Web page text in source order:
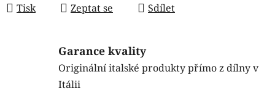
Tisk Zeptat se Sdílet
Garance kvality
Originální italské produkty přímo z dílny v
Itálii